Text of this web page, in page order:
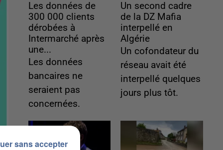
Les données de
300 000 clients
dérobées à
Intermarché après
une...
Les données
bancaires ne
seraient pas
concernées.
Un second cadre
de la DZ Mafia
interpellé en
Algérie
Un cofondateur du
réseau avait été
interpellé quelques
jours plus tôt.
sans accepter